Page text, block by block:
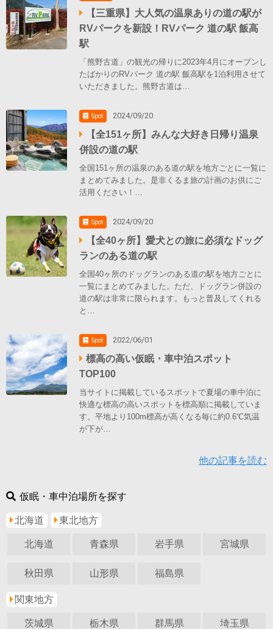
【三重県】大人気の温泉ありの道の駅が
RVパークを新設！RVパーク 道の駅 飯高
駅
「熊野古道」の観光の帰りに2023年4月にオープンし
たばかりのRVパーク 道の駅 飯高駅を1泊利用させて
いただきました。熊野古道は…
Spot 2024/09/20
【全151ヶ所】みんな大好き日帰り温泉
併設の道の駅
全国151ヶ所の温泉のある道の駅を地方ごとに一覧に
まとめてみました。是非くるま旅の計画のお供にご
活用ください！…
Spot 2024/09/20
【全40ヶ所】愛犬との旅に必須なドッグ
ランのある道の駅
全国40ヶ所のドッグランのある道の駅を地方ごとに
一覧にまとめてみました。ただ、ドッグラン併設の
道の駅は非常に限られます。もっと普及してくれる
と…
Spot 2022/06/01
標高の高い仮眠・車中泊スポット
TOP100
当サイトに掲載しているスポットで夏場の車中泊に
快適な標高の高いスポットを標高順に掲載していま
す。平地より100m標高が高くなる毎に約0.6℃気温
が下が…
他の記事を読む
仮眠・車中泊場所を探す
北海道 東北地方
北海道 青森県 岩手県 宮城県
秋田県 山形県 福島県
関東地方
茨城県 栃木県 群馬県 埼玉県